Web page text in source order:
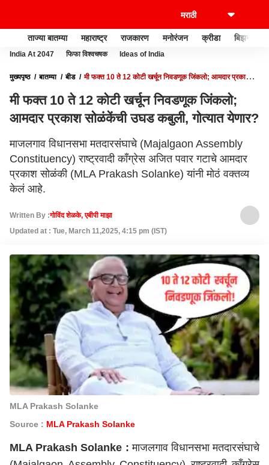
ताज्या बातम्या महाराष्ट्र राजकारण मनोरंजन क्रीडा बिझनेस
India At 2047 फिफा विश्वचषक Ideas of India
मुख्यपृष्ठ बातम्या बीड
मी फक्त 10 ते 12 कोटी खर्चून निवडणूक जिंकलो; आमदार प्रकाश
मी फक्त 10 ते 12 कोटी खर्चून निवडणूक जिंकलो;
आमदार प्रकाश सोळंकेंची उघड कबुली, गोत्यात येणार?
माजलगाव विधानसभा मतदारसंघाचे (Majalgaon Assembly
Constituency) राष्ट्रवादी काँग्रेस अजित पवार गटाचे आमदार
प्रकाश सोळंकी (MLA Prakash Solanke) यांनी मोठं वक्तव्य
केलं आहे.
Written By :गोविंद शेळके, एबीपी माझा
Updated at : Tue, March 11,2025, 4:15 pm (IST)
MLA Prakash Solanke
Source : MLA Prakash Solanke
MLA Prakash Solanke : माजलगाव विधानसभा मतदारसंघाचे